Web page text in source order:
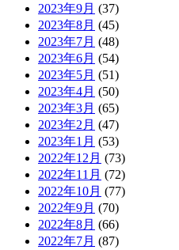
2023年9月 (37)
2023年8月 (45)
2023年7月 (48)
2023年6月 (54)
2023年5月 (51)
2023年4月 (50)
2023年3月 (65)
2023年2月 (47)
2023年1月 (53)
2022年12月 (73)
2022年11月 (72)
2022年10月 (77)
2022年9月 (70)
2022年8月 (66)
2022年7月 (87)